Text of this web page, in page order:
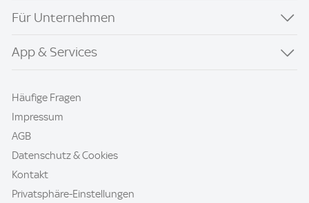
Für Unternehmen
App & Services
Häufige Fragen
Impressum
AGB
Datenschutz & Cookies
Kontakt
Privatsphäre-Einstellungen